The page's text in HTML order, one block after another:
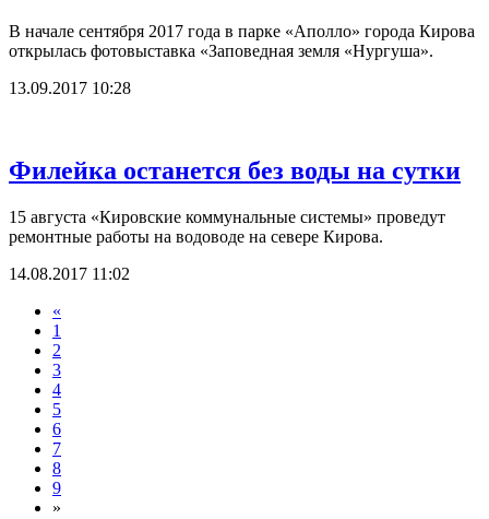
В начале сентября 2017 года в парке «Аполло» города Кирова
открылась фотовыставка «Заповедная земля «Нургуша».
13.09.2017 10:28
Филейка останется без воды на сутки
15 августа «Кировские коммунальные системы» проведут
ремонтные работы на водоводе на севере Кирова.
14.08.2017 11:02
«
1
2
3
4
5
6
7
8
9
»